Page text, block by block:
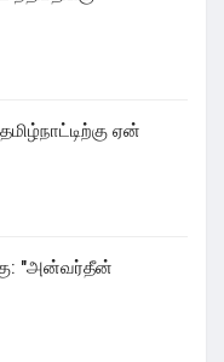
ஏன்
"அன்வர்தீன்